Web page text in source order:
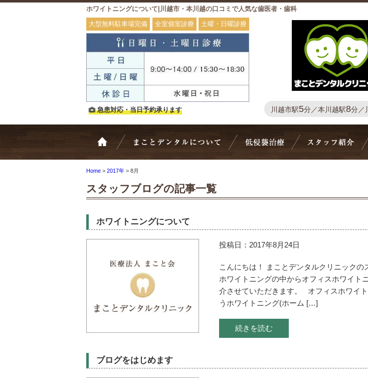
ホワイトニングについて|川越市・本川越の口コミで人気な歯医者・歯科
大型無料駐車場完備
全室個室診療 土曜・日曜診療
急患対応・当日予約承ります 川越市駅5分／本川越駅8分／
ホーム Bivi歯科について 抜かない・削らない
Home > 2017年 > 8月
スタッフブログの記事一覧
ホワイトニングについて
投稿日：2017年8月24日
こんにちは！ まことデンタルクリニックの
ホワイトニングの中からオフィスホワイト
介させていただきます。 オフィスホワイ
うホワイトニング(ホーム […]
続きを読む
ブログをはじめます